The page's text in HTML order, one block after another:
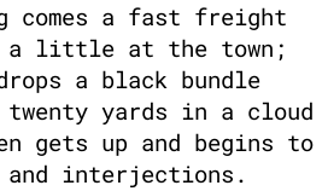
comes a fast freight
a little at the town;
a black bundle
yards in a cloud
gets up and begins to
interjections.